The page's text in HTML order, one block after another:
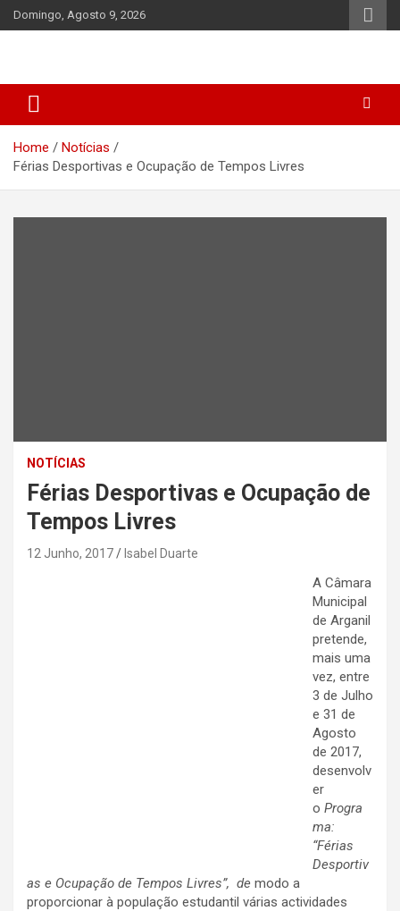
Skip
to
Domingo, Agosto 9, 2026
Home
Notícias
Férias Desportivas e Ocupação de Tempos Livres
NOTÍCIAS
Férias Desportivas e Ocupação de
Tempos Livres
12 Junho, 2017 Isabel Duarte
A Câmara
Municipal
de Arganil
pretende,
mais uma
vez, entre
3 de Julho
e 31 de
Agosto
de 2017,
desenvolv
er
o Progra
ma:
“Férias
Desportiv
as e Ocupação de Tempos Livres”, de modo a
proporcionar à população estudantil várias actividades